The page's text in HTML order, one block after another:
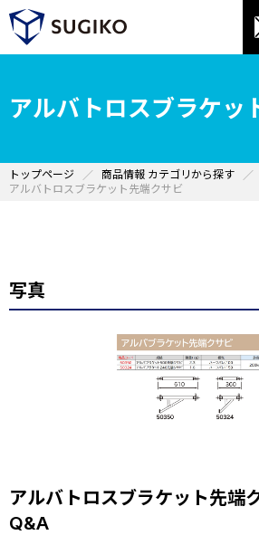
アルバトロスブラケッ
トップページ
商品情報 カテゴリから探す
アルバトロスブラケット先端クサビ
写真
アルバトロスブラケット先端
Q&A